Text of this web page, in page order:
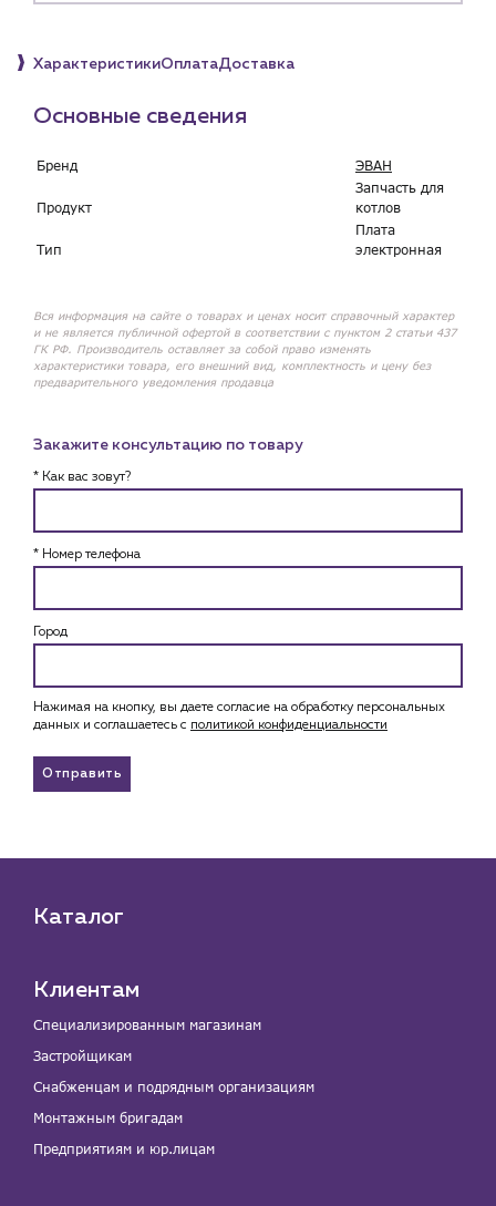
ХарактеристикиОплатаДоставка
Основные сведения
Бренд ЭВАН
Продукт
Запчасть для
котлов
Тип
Плата
электронная
Вся информация на сайте о товарах и ценах носит справочный характер
и не является публичной офертой в соответствии с пунктом 2 статьи 437
ГК РФ. Производитель оставляет за собой право изменять
характеристики товара, его внешний вид, комплектность и цену без
предварительного уведомления продавца
Закажите консультацию по товару
* Как вас зовут?
* Номер телефона
Город
Нажимая на кнопку, вы даете согласие на обработку персональных
данных и соглашаетесь c политикой конфиденциальности
Отправить
Каталог
Клиентам
Специализированным магазинам
Застройщикам
Снабженцам и подрядным организациям
Монтажным бригадам
Предприятиям и юр.лицам